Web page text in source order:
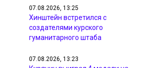
07.08.2026, 13:25
Хинштейн встретился с
создателями курского
гуманитарного штаба
07.08.2026, 13:23